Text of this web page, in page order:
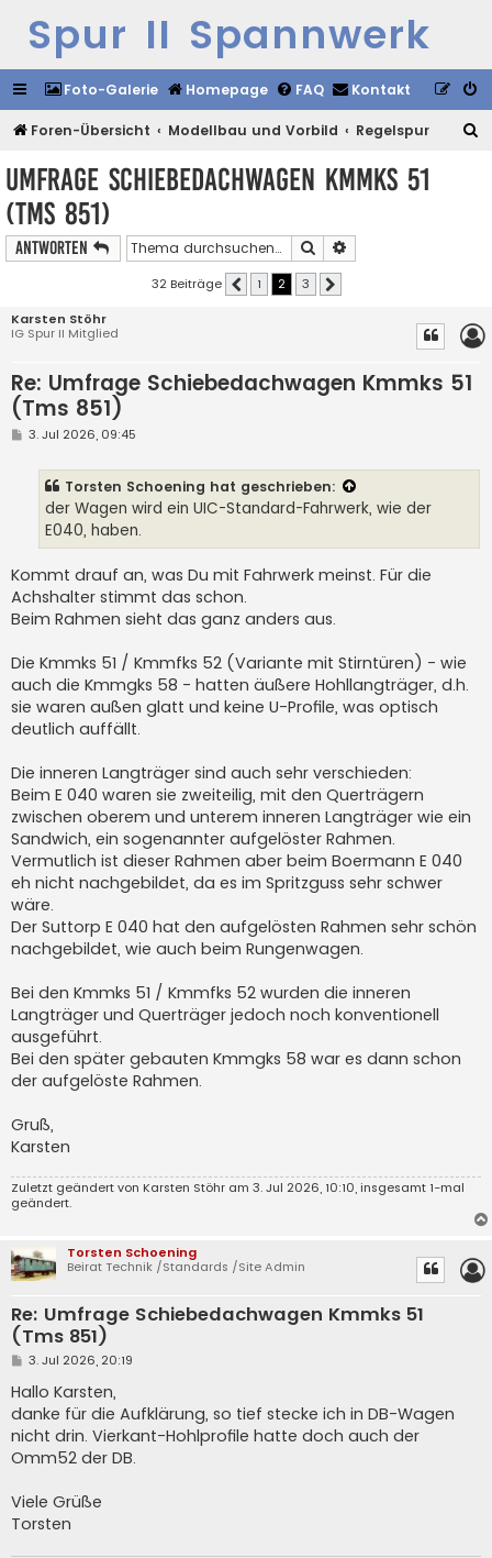
Spur II Spannwerk
Foto-Galerie Homepage FAQ Kontakt
Foren-Übersicht Modellbau und Vorbild Regelspur
Umfrage Schiebedachwagen Kmmks 51
(Tms 851)
Antworten Suche
32 Beiträge Vorherige
1 2 3
Karsten Stöhr
IG Spur II Mitglied
Re: Umfrage Schiebedachwagen Kmmks 51
(Tms 851)
B3. Jul 2026, 09:45
Torsten Schoening hat geschrieben:
der Wagen wird ein UIC-Standard-Fahrwerk, wie der
E040, haben.
Kommt drauf an, was Du mit Fahrwerk meinst. Für die
Achshalter stimmt das schon.
Beim Rahmen sieht das ganz anders aus.
Die Kmmks 51 / Kmmfks 52 (Variante mit Stirntüren) - wie
auch die Kmmgks 58 - hatten äußere Hohllangträger, d.h.
sie waren außen glatt und keine U-Profile, was optisch
deutlich auffällt.
Die inneren Langträger sind auch sehr verschieden:
Beim E 040 waren sie zweiteilig, mit den Querträgern
zwischen oberem und unterem inneren Langträger wie ein
Sandwich, ein sogenannter aufgelöster Rahmen.
Vermutlich ist dieser Rahmen aber beim Boermann E 040
eh nicht nachgebildet, da es im Spritzguss sehr schwer
wäre.
Der Suttorp E 040 hat den aufgelösten Rahmen sehr schön
nachgebildet, wie auch beim Rungenwagen.
Bei den Kmmks 51 / Kmmfks 52 wurden die inneren
Langträger und Querträger jedoch noch konventionell
ausgeführt.
Bei den später gebauten Kmmgks 58 war es dann schon
der aufgelöste Rahmen.
Gruß,
Karsten
Zuletzt geändert von Karsten Stöhr am 3. Jul 2026, 10:10, insgesamt 1-mal
geändert.
Torsten Schoening
Beirat Technik /Standards /Site Admin
Re: Umfrage Schiebedachwagen Kmmks 51
(Tms 851)
B
i
t
r
a
g
3. Jul 2026, 20:19
Hallo Karsten,
danke für die Aufklärung, so tief stecke ich in DB-Wagen
nicht drin. Vierkant-Hohlprofile hatte doch auch der
Omm52 der DB.
Viele Grüße
Torsten